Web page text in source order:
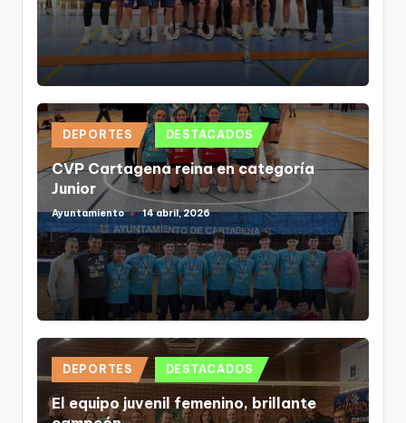
Publicado
en
DEPORTES DESTACADOS
CVP Cartagena reina en categoría
Junior
Publicado
por
Ayuntamiento 14 abril, 2026
Publicado
en
DEPORTES DESTACADOS
El equipo juvenil femenino, brillante